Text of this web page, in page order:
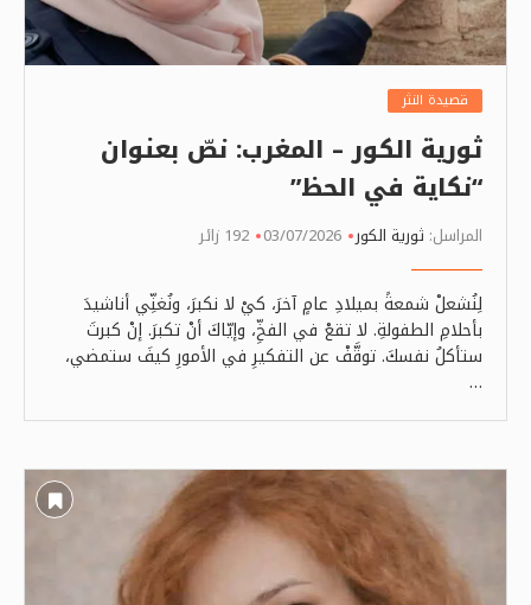
قصيدة النثر
ثورية الكور – المغرب: نصّ بعنوان
“نكاية في الحظ”
المراسل: ثورية الكور 03/07/2026 192 زائر
لِنُشعلْ شمعةً بميلادِ عامٍ آخرَ، كيْ لا نكبرَ، ونُغنِّي أناشيدَ
بأحلامِ الطفولةِ. لا تقعْ في الفخِّ، وإيّاكَ أنْ تكبرَ. إنْ كبرتَ
ستأكلُ نفسكَ. توقَّفْ عن التفكيرِ في الأمورِ كيفَ ستمضي،
…